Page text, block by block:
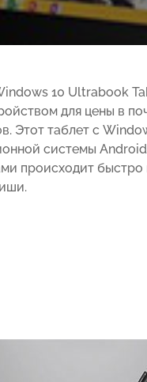
10 Ultrabook
для цены в
Этот таблет с
системы
происходит